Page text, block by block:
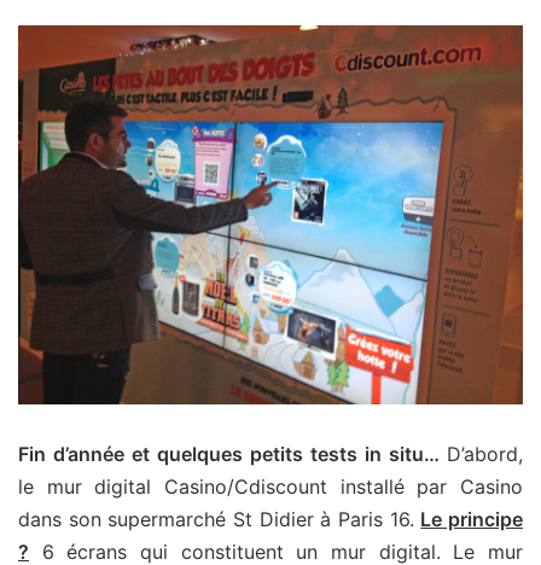
Fin d’année et quelques petits tests in situ… D’abord,
le mur digital Casino/Cdiscount installé par Casino
dans son supermarché St Didier à Paris 16. Le principe
? 6 écrans qui constituent un mur digital. Le mur